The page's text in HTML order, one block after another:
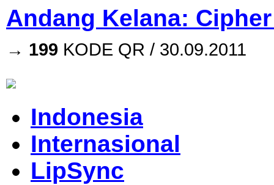
Andang Kelana:
→ 199 KODE QR / 30.09.2011
Indonesia
Internasional
LipSync